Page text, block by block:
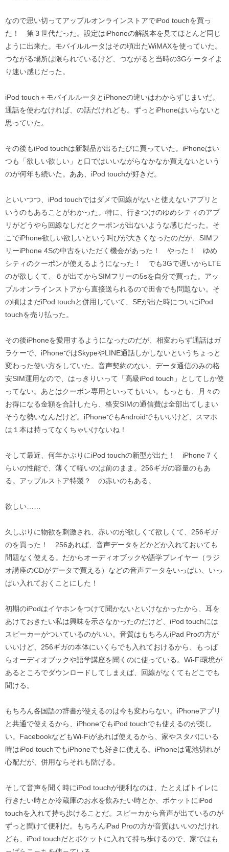
なので思い切ってアップルオンラインストアでiPod touchを買っ
た！ 第３世代だった。設定はiPhoneの解説本を見てほとんど同じ
ように出来た。モバイルルータはその頃出たWiMAXを使っていた。
つながる場所は限られているけど、つながると当時の3Gケータイよ
り速い感じだった。
iPod touch＋モバイルルータとiPhoneの違いはわからずじまいだ。
通話を使わなければ、の話だけれども。ずっとiPhoneはいらないと
思っていた。
その後もiPod touchは新製品が出るたびに買っていた。iPhoneはい
つも「欲しい欲しい」と口ではいいながらなかなか買えないという
のが何年も続いた。ああ、iPod touchが好きだ。
といいつつ、iPod touchではダメで回線がないと使えないアプリと
いうのもあることがわかった。特に、行きつけのゆめシティのアプ
リがどうやら回線なしだとクーポンが出ないような感じだった。そ
こでiPhone欲しい欲しいという叫びが大きくなったのだが、SIMフ
リーiPhone 4Sの中古をいただく機会があった！ やった！ ゆめ
シティのクーポンが使えるようになった！ でも3Gで遅いからLTE
のが欲しくて、６が出てからSIMフリーの5sを自分で買った。アッ
プルオンラインストアから直接送られるので田舎でも問題ない。そ
の頃はまだiPod touchと併用していて、SEが出た時についにiPod
touchを売り払った。
その後iPhoneを愛用するようになったのだが、相変わらず通話はガ
ラケーで、iPhoneではSkypeやLINE通話しかしないというちょっと
変わった使い方をしていた。音声契約のない、データ通信のみの格
安SIM運用なので、はっきりいって「高級iPod touch」としてしか使
ってない。あとはクーポン専用といってもいい。もっとも、月々の
お得になる金額を合計したら、格安SIMの通信費は全部出てしまい
そうな勢いなんだけど。iPhoneでもAndroidでもいいけど、スマホ
は１本は持ってなくちゃいけないね！
そして最近、何年かぶりにiPod touchの新型が出た！ iPhone７く
らいの性能で、薄くて軽いのは前のまま。256ギガの容量のもあ
る。アップルストア特製？ の赤いのもある。
欲しい……
久しぶりに物欲を刺激され、赤いのが欲しくて欲しくて、256ギガ
のを買った！ 256あれば、音声データをどかどか入れておいても
問題なく使える。だからオーディオブックや語学プレイヤー（ラジ
オ講座のCDがデータで買える）などの音声データをいっぱい、いっ
ぱい入れておくことにした！
初期のiPodはイヤホンをつけて聞かないといけなかったから、耳を
あけておきたい私は興味を示さなかったのだけど、iPod touchには
スピーカーがついているのがいい。音質はもちろんiPad Proの方が
いいけど、256ギガの本体にいくらでも入れておけるから、もっぱ
らオーディオブックや語学講座を聞くのに使っている。Wi-Fi環境が
あるところでダウンロードしてしまえば、回線がなくてもどこでも
聞ける。
もちろん各国語の辞書が使えるのは今も変わらない。iPhoneアプリ
と共通で使えるから、iPhoneでもiPod touchでも使えるのが楽し
い。FacebookなどもWi-Fiがあれば使えるから、家やスタバにいる
時はiPod touchでもiPhoneでも好きに使える。iPhoneは電池切れが
心配だが、併用ならそれも防げる。
そして音声を聞く時にiPod touchが便利なのは、たとえばトイレに
行きたい時とか冷蔵庫のお水を飲みたい時とか、ポケットにiPod
touchを入れて持ち歩けることだ。スピーカから音声が出ているのが
ずっと聞けて便利だ。もちろんiPad Proの方が音質はいいのだけれ
ども、iPod touchだとポケットに入れて持ち歩けるので、家ではも